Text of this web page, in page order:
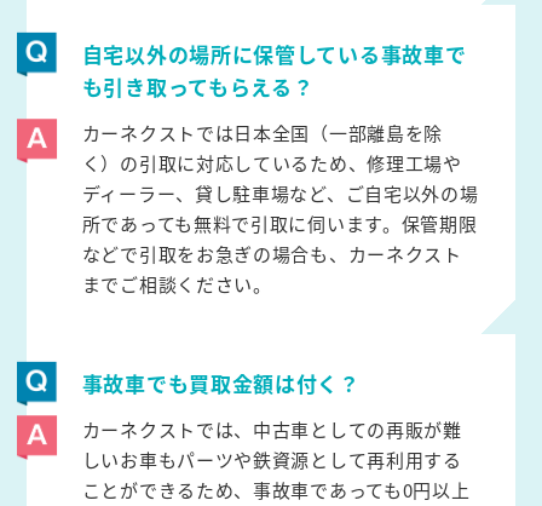
自宅以外の場所に保管している事故車で
も引き取ってもらえる？
カーネクストでは日本全国（一部離島を除
く）の引取に対応しているため、修理工場や
ディーラー、貸し駐車場など、ご自宅以外の場
所であっても無料で引取に伺います。保管期限
などで引取をお急ぎの場合も、カーネクスト
までご相談ください。
事故車でも買取金額は付く？
カーネクストでは、中古車としての再販が難
しいお車もパーツや鉄資源として再利用する
ことができるため、事故車であっても0円以上